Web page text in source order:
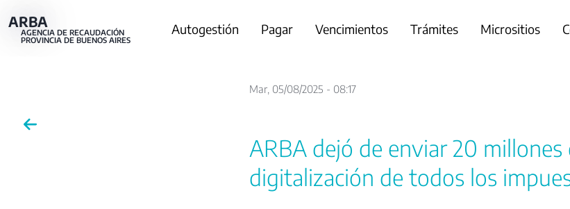
al
ARBA
AGENCIA DE RECAUDACIÓN
PROVINCIA DE BUENOS AIRES
Main
Autogestión Pagar Vencimientos Trámites Micrositios
Mar, 05/08/2025 - 08:17
ARBA dejó de enviar 20
digitalización de todos los